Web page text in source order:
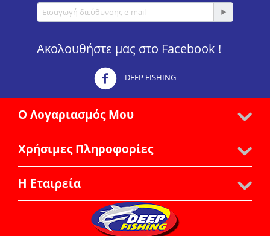
Ακολουθήστε μας στο Facebook !
DEEP FISHING
Ο Λογαριασμός Μου
Χρήσιμες Πληροφορίες
Η Εταιρεία